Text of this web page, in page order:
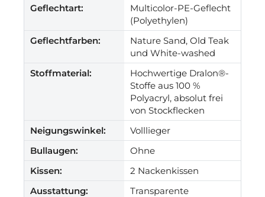
Geflechtart:
Multicolor-PE-Geflecht
(Polyethylen)
Geflechtfarben:
Nature Sand, Old Teak
und White-washed
Stoffmaterial:
Hochwertige Dralon®-
Stoffe aus 100 %
Polyacryl, absolut frei
von Stockflecken
Neigungswinkel:
Volllieger
Bullaugen:
Ohne
Kissen:
2 Nackenkissen
Ausstattung:
Transparente